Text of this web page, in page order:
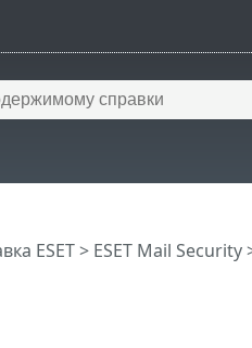
ESET> ESET Mail Security